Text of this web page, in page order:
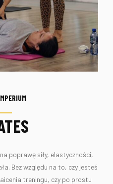
poprawę siły, elastyczności,
Bez względu na to, czy jesteś
treningu, czy po prostu